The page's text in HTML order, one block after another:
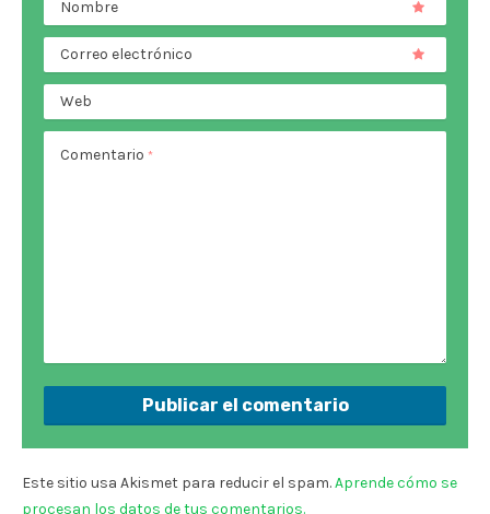
Nombre
Correo electrónico
Web
Comentario *
Este sitio usa Akismet para reducir el spam.Aprende cómo se
procesan los datos de tus comentarios.